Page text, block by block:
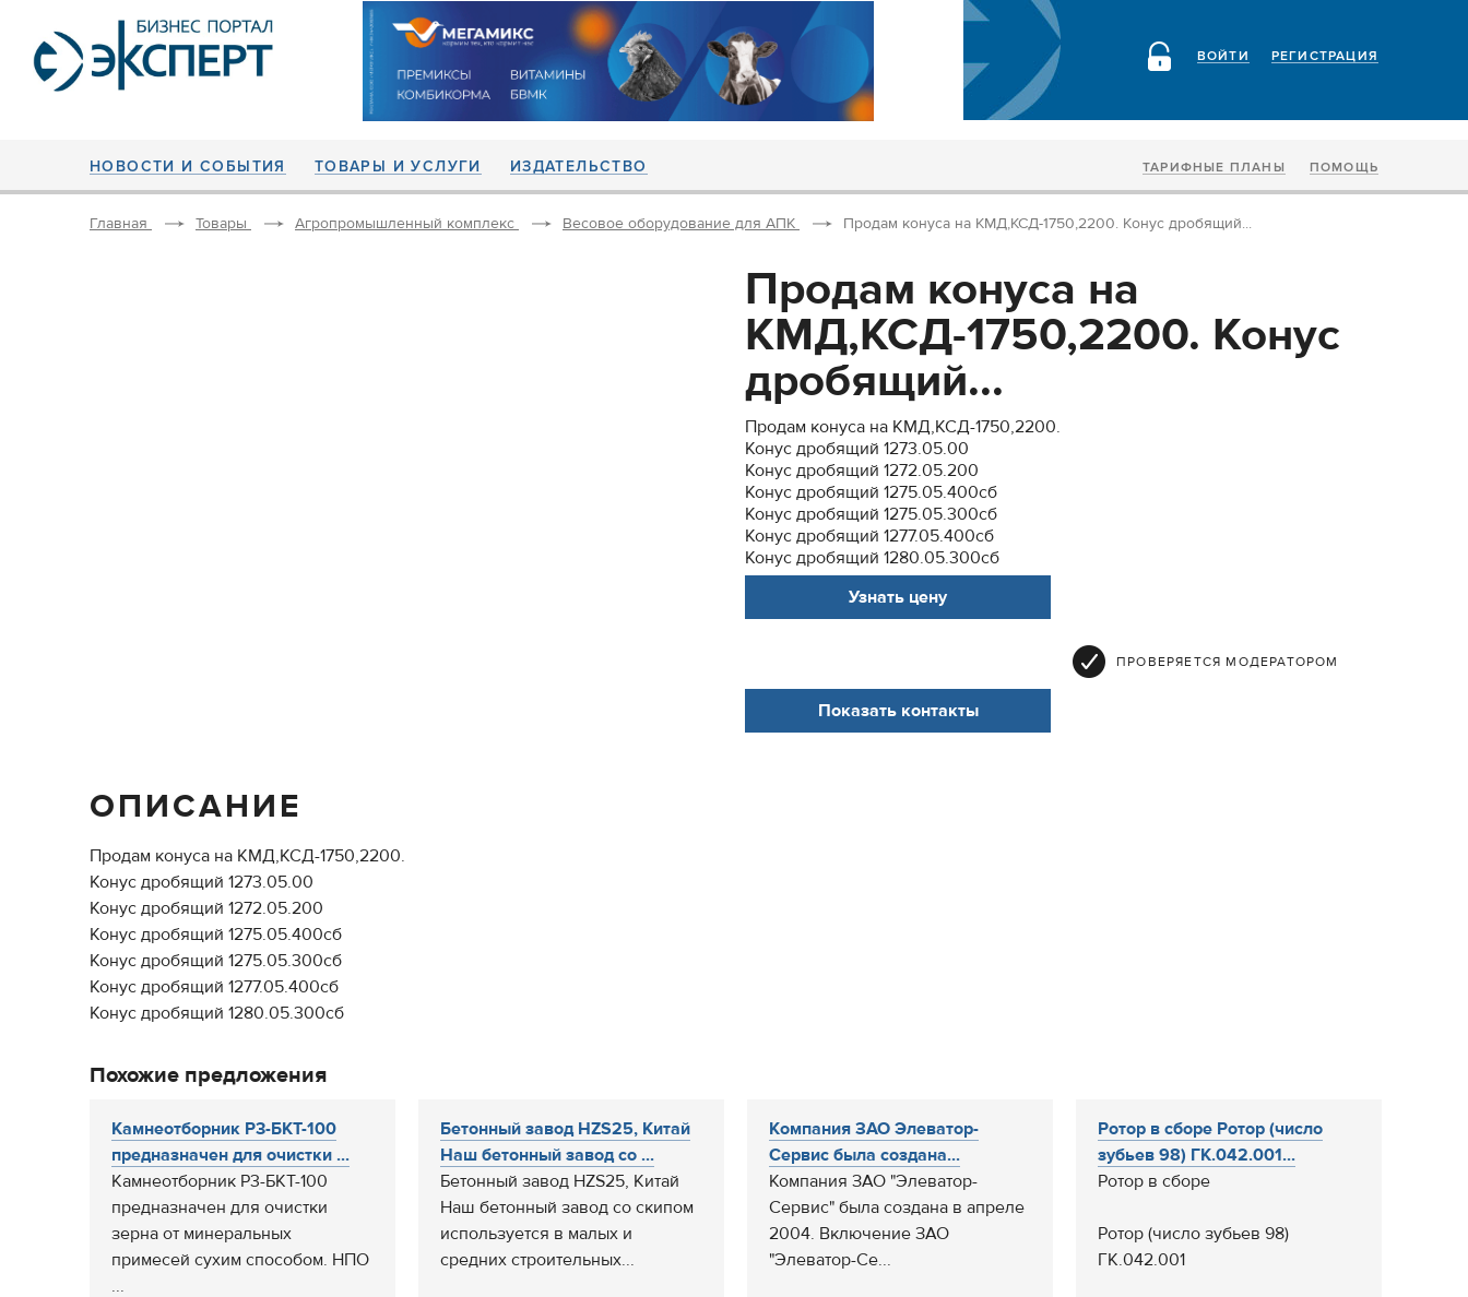
РЕГИСТРАЦИЯ
ВОЙТИ
НОВОСТИ И СОБЫТИЯ ТОВАРЫ И УСЛУГИ ИЗДАТЕЛЬСТВО ТАРИФНЫЕ ПЛАНЫ ПОМОЩЬ
Главная Товары Агропромышленный комплекс Весовое оборудование для АПК Продам конуса на КМД,КСД-1750,2200. Конус дробящий...
Продам конуса на
КМД,КСД-1750,2200. Конус
дробящий...
Продам конуса на КМД,КСД-1750,2200.
Конус дробящий 1273.05.00
Конус дробящий 1272.05.200
Конус дробящий 1275.05.400сб
Конус дробящий 1275.05.300сб
Конус дробящий 1277.05.400сб
Конус дробящий 1280.05.300сб
Узнать цену
ПРОВЕРЯЕТСЯ МОДЕРАТОРОМ
Показать контакты
ОПИСАНИЕ
Продам конуса на КМД,КСД-1750,2200.
Конус дробящий 1273.05.00
Конус дробящий 1272.05.200
Конус дробящий 1275.05.400сб
Конус дробящий 1275.05.300сб
Конус дробящий 1277.05.400сб
Конус дробящий 1280.05.300сб
Похожие предложения
Камнеотборник Р3-БКТ-100
предназначен для очистки ...
Камнеотборник Р3-БКТ-100
предназначен для очистки
зерна от минеральных
примесей сухим способом. НПО
...
Бетонный завод HZS25, Китай
Наш бетонный завод со ...
Бетонный завод HZS25, Китай
Наш бетонный завод со скипом
используется в малых и
средних строительных...
Компания ЗАО Элеватор-
Сервис была создана...
Компания ЗАО "Элеватор-
Сервис" была создана в апреле
2004. Включение ЗАО
"Элеватор-Се...
Ротор в сборе Ротор (число
зубьев 98) ГК.042.001...
Ротор в сборе
Ротор (число зубьев 98)
ГК.042.001